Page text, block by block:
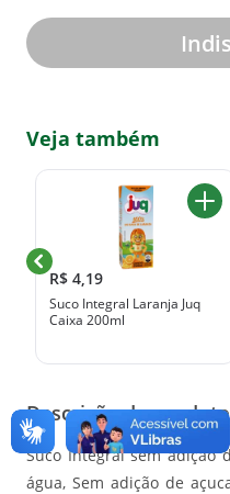
Veja também
R$ 4,19
Suco Integral Laranja Juq
Caixa 200ml
Descrição do produto
Suco Integral sem adição
água, Sem adição de